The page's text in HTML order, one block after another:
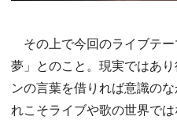
その上で今回のライブテ
夢」とのこと。現実ではあ
ンの言葉を借りれば意識の
れこそライブや歌の世界で